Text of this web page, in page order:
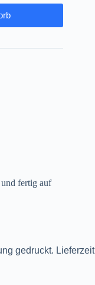
fertig auf
gedruckt. Lieferzeit